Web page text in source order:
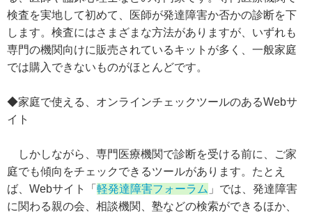
検査を実地して初めて、医師が発達障害か否かの診断を下
します。検査にはさまざまな方法がありますが、いずれも
専門の機関向けに販売されているキットが多く、一般家庭
では購入できないものがほとんどです。
◆家庭で使える、オンラインチェックツールのあるWebサ
イト
しかしながら、専門医療機関で診断を受ける前に、ご家
庭でも傾向をチェックできるツールがあります。たとえ
ば、Webサイト「 軽発達障害フォーラム 」では、発達障害
に関わる親の会、相談機関、塾などの検索ができるほか、